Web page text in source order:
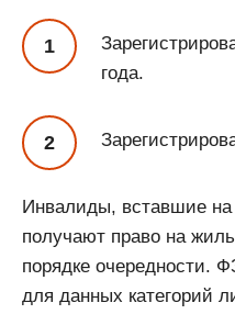
года.
Инвалиды, вставшие на
получают право на
порядке очередности.
для данных категорий